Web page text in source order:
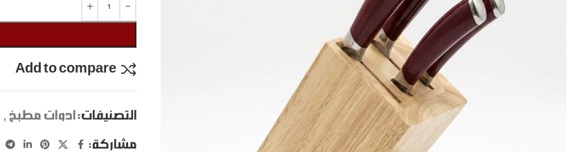
Add to compare
التصنيفات: ادوات مطبخ ,
مشاركة: